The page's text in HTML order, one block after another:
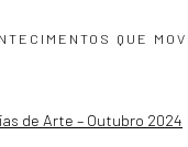
QUE